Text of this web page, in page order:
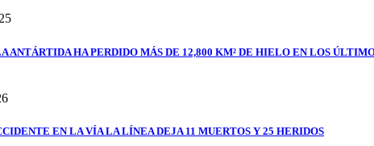
ANTÁRTIDA HA PERDIDO MÁS DE 12,800 KM² DE HIELO EN LOS
EN LA VÍA LA LÍNEA DEJA 11 MUERTOS Y 25 HERIDOS